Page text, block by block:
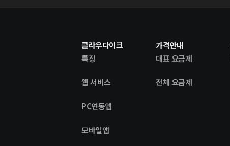
클라우다이크
특징
웹 서비스
PC연동앱
모바일앱
가격안내
대표 요금제
전체 요금제